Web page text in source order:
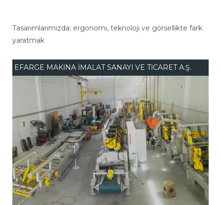
Tasarımlarımızda; ergonomi, teknoloji ve görsellikte fark
yaratmak
EFARGE MAKİNA İMALAT SANAYİ VE TİCARET A.Ş.